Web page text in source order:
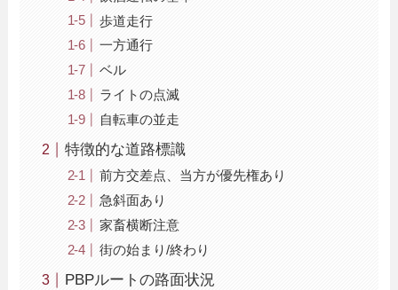
歩道走行
一方通行
ベル
ライトの点滅
自転車の並走
特徴的な道路標識
前方交差点、当方が優先権あり
急斜面あり
家畜横断注意
街の始まり/終わり
PBPルートの路面状況